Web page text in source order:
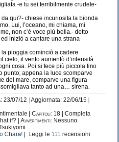
-e tu sei terribilmente crudele-
qui?- chiese incuriosita la bionda
Lui, l’oceano, mi chiama, mi
non c’è voce più bella.- detto
iniziò a cantare una strana
pioggia cominciò a cadere
cielo, il vento aumentò d’intensità
cosa. Poi si fece più piccola fino
punto; appena la luce scomparve
del mare, comparve una figura
tanto ad una… sirena.
23/07/12 | Aggiornata: 22/06/15 |
| Capitoli: 18 | Completa
if? | Avvertimenti: Nessuno
Chara! | Leggi le 111 recensioni